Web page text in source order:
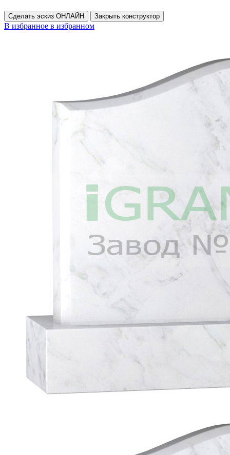
Сделать эскиз ОНЛАЙН Закрыть конструктор
В избранное в избранном